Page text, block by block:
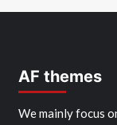
AF themes
We mainly focus